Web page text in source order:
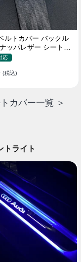
ルトカバー バックル
ッパレザー シートベ
異音防止 傷防止 マ
応
(税込)
カバー一覧 ＞
トライト